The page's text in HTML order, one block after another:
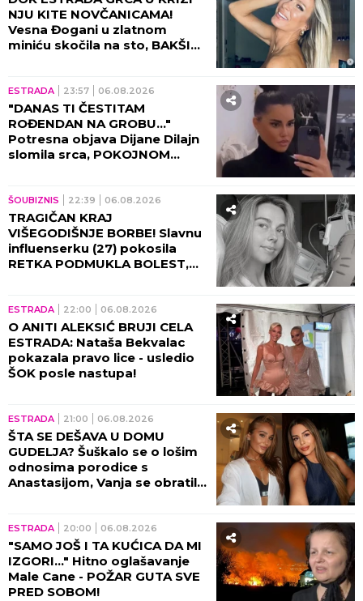
NJU KITE NOVČANICAMA!
Vesna Đogani u zlatnom
miniću skočila na sto, BAKŠIŠ
ESTRADA 23:57 06.08.2026
"DANAS TI ČESTITAM
ROĐENDAN NA GROBU..."
Potresna objava Dijane Dilajn
slomila srca, POKOJNOM
ŠOUBIZNIS 22:39 06.08.2026
TRAGIČAN KRAJ
VIŠEGODIŠNJE BORBE! Slavnu
influenserku (27) pokosila
RETKA PODMUKLA BOLEST,
ESTRADA 22:00 06.08.2026
O ANITI ALEKSIĆ BRUJI CELA
ESTRADA: Nataša Bekvalac
pokazala pravo lice - usledio
ŠOK posle nastupa!
ESTRADA 21:00 06.08.2026
ŠTA SE DEŠAVA U DOMU
GUDELJA? Šuškalo se o lošim
odnosima porodice s
Anastasijom, Vanja se obratila
ESTRADA 20:00 06.08.2026
"SAMO JOŠ I TA KUĆICA DA MI
IZGORI..." Hitno oglašavanje
Male Cane - POŽAR GUTA SVE
PRED SOBOM!